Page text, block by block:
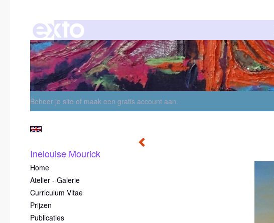
Beheer je site of maak een gratis account aan.
Inelouise Mourick
Home
Atelier - Galerie
Curriculum Vitae
Prijzen
Publicaties